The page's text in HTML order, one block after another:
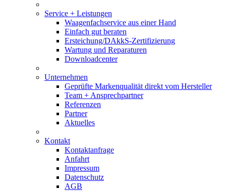
Service + Leistungen
Waagenfachservice aus einer Hand
Einfach gut beraten
Ersteichung/DAkkS-Zertifizierung
Wartung und Reparaturen
Downloadcenter
Unternehmen
Geprüfte Markenqualität direkt vom Hersteller
Team + Ansprechpartner
Referenzen
Partner
Aktuelles
Kontakt
Kontaktanfrage
Anfahrt
Impressum
Datenschutz
AGB